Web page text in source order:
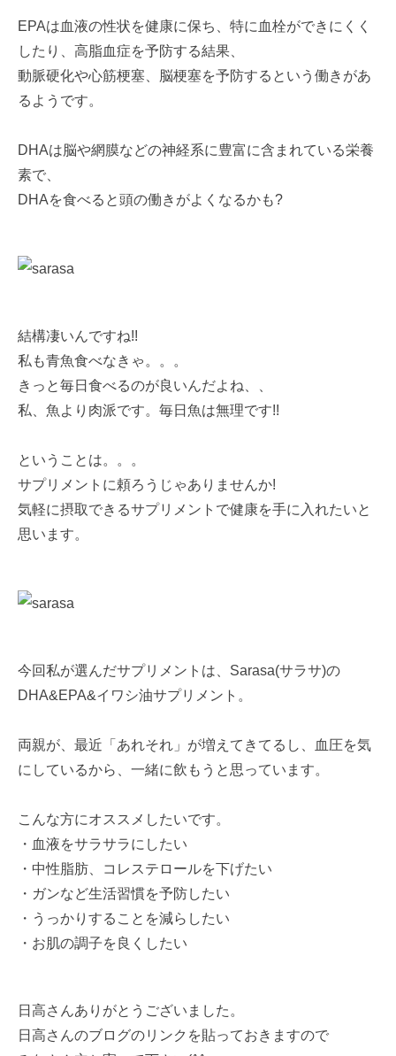
EPAは血液の性状を健康に保ち、特に血栓ができにくく
したり、高脂血症を予防する結果、
動脈硬化や心筋梗塞、脳梗塞を予防するという働きがあ
るようです。
DHAは脳や網膜などの神経系に豊富に含まれている栄養
素で、
DHAを食べると頭の働きがよくなるかも?
結構凄いんですね!!
私も青魚食べなきゃ。。。
きっと毎日食べるのが良いんだよね、、
私、魚より肉派です。毎日魚は無理です!!
ということは。。。
サプリメントに頼ろうじゃありませんか!
気軽に摂取できるサプリメントで健康を手に入れたいと
思います。
今回私が選んだサプリメントは、Sarasa(サラサ)の
DHA&EPA&イワシ油サプリメント。
両親が、最近「あれそれ」が増えてきてるし、血圧を気
にしているから、一緒に飲もうと思っています。
こんな方にオススメしたいです。
・血液をサラサラにしたい
・中性脂肪、コレステロールを下げたい
・ガンなど生活習慣を予防したい
・うっかりすることを減らしたい
・お肌の調子を良くしたい
日高さんありがとうございました。
日高さんのブログのリンクを貼っておきますので